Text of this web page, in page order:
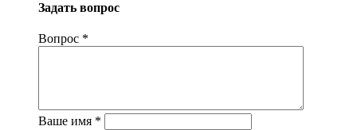
Задать вопрос
Вопрос *
Ваше имя *